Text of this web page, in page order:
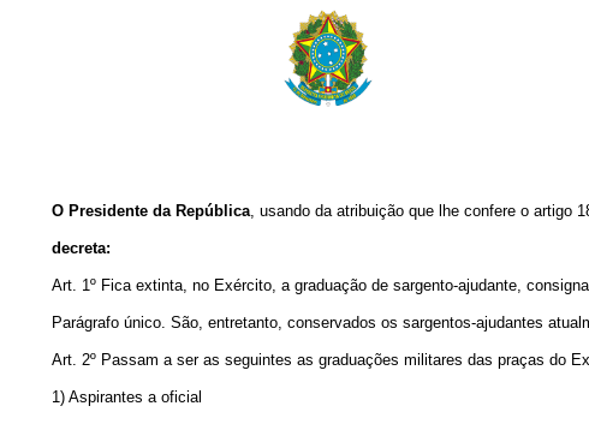
O Presidente da República, usando da atribuição que lhe confere o artigo
decreta:
Art. 1º Fica extinta, no Exército, a graduação de sargento-ajudante,
Parágrafo único. São, entretanto, conservados os sargentos-ajudantes
Art. 2º Passam a ser as seguintes as graduações militares das praças do
1) Aspirantes a oficial